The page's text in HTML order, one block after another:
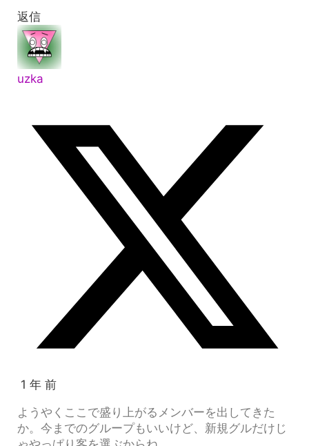
返信
uzka
1 年 前
ようやくここで盛り上がるメンバーを出してきた
か。今までのグループもいいけど、新規グルだけじ